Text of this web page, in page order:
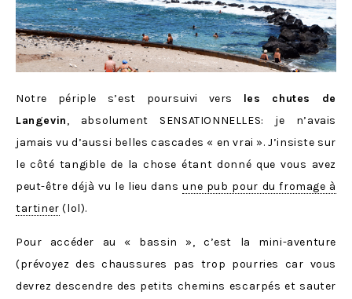
Notre périple s’est poursuivi vers les chutes de
Langevin, absolument SENSATIONNELLES: je n’avais
jamais vu d’aussi belles cascades « en vrai ». J’insiste sur
le côté tangible de la chose étant donné que vous avez
peut-être déjà vu le lieu dansune pub pour du fromage à
tartiner (lol).
Pour accéder au « bassin », c’est la mini-aventure
(prévoyez des chaussures pas trop pourries car vous
devrez descendre des petits chemins escarpés et sauter